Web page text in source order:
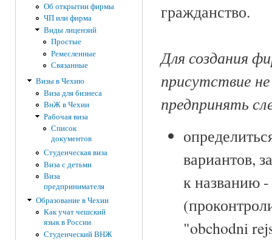
Об открытии фирмы
ЧП или фирма
Виды лицензий
Простые
Ремесленные
Связанные
Визы в Чехию
Виза для бизнеса
ВнЖ в Чехии
Рабочая виза
Список
документов
Студенческая виза
Виза с детьми
Виза
предпринимателя
Образование в Чехии
Как учат чешский
язык в России
Студенческий ВНЖ
гражданство.
Для создания
присутствие
предпринять
вариантов,
к названию
"obchodni